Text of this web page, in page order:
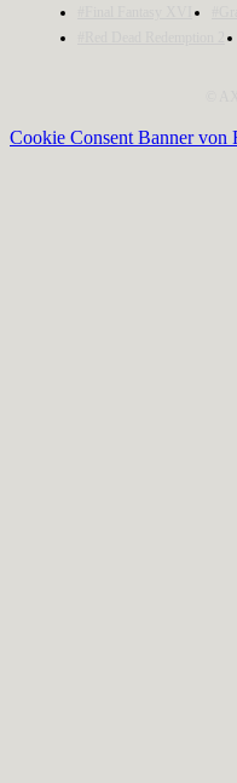
Cookie Consent Banner von